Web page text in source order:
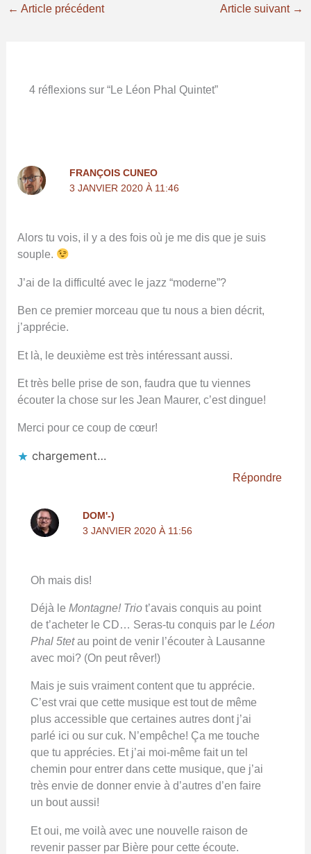
← Article précédent Article suivant →
4 réflexions sur “Le Léon Phal Quintet”
FRANÇOIS CUNEO
3 JANVIER 2020 À 11:46
Alors tu vois, il y a des fois où je me dis que je suis
souple.
J’ai de la difficulté avec le jazz “moderne”?
Ben ce premier morceau que tu nous a bien décrit,
j’apprécie.
Et là, le deuxième est très intéressant aussi.
Et très belle prise de son, faudra que tu viennes
écouter la chose sur les Jean Maurer, c’est dingue!
Merci pour ce coup de cœur!
chargement…
Répondre
DOM'-)
3 JANVIER 2020 À 11:56
Oh mais dis!
Déjà leMontagne! Trio t’avais conquis au point
de t’acheter le CD… Seras-tu conquis par leLéon
Phal 5tetau point de venir l’écouter à Lausanne
avec moi? (On peut rêver!)
Mais je suis vraiment content que tu apprécie.
C’est vrai que cette musique est tout de même
plus accessible que certaines autres dont j’ai
parlé ici ou sur cuk. N’empêche! Ça me touche
que tu apprécies. Et j’ai moi-même fait un tel
chemin pour entrer dans cette musique, que j’ai
très envie de donner envie à d’autres d’en faire
un bout aussi!
Et oui, me voilà avec une nouvelle raison de
revenir passer par Bière pour cette écoute.